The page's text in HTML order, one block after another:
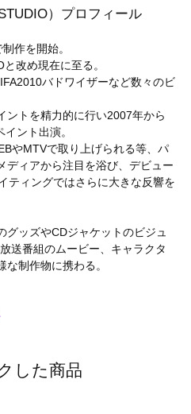
）プロフィール
作を開始。
改め現在に至る。
バドワイザーなど数々のビ
ントを精力的に行い2007年から
ント出演。
やMTVで取り上げられる等、パ
ディアから注目を浴び、デビュー
ティングではさらに大きな反響を
グッズやCDジャケットのビジュ
送番組のムービー、キャラクタ
制作物に携わる。
した商品